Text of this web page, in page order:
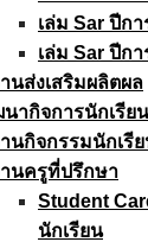
เล่ม Sar ปีก
เล่ม Sar ปีก
นส่งเสริมผลิตผล
ากิจการนักเรีย
นกิจกรรมนักเรี
านครูที่ปรึกษา
Student
นักเรียน